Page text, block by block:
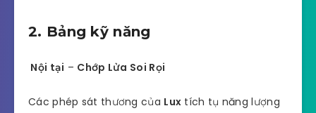
2. Bảng kỹ năng
Nội tại – Chớp Lửa Soi Rọi
Các phép sát thương của Lux tích tụ năng lượng